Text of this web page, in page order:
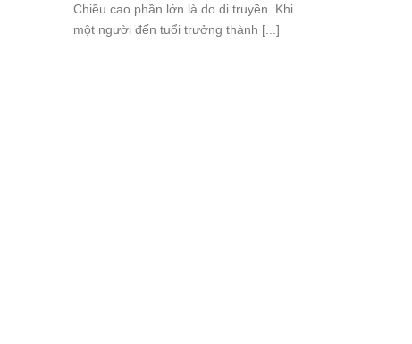
Chiều cao phần lớn là do di truyền. Khi
một người đến tuổi trưởng thành [...]